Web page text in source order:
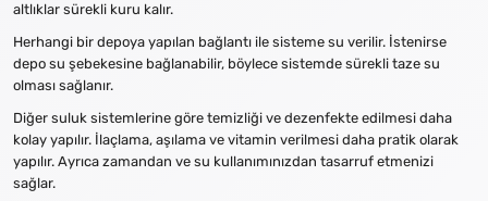
altlıklar sürekli kuru kalır.
Herhangi bir depoya yapılan bağlantı ile sisteme su verilir. İstenirse
depo su şebekesine bağlanabilir, böylece sistemde sürekli taze su
olması sağlanır.
Diğer suluk sistemlerine göre temizliği ve dezenfekte edilmesi daha
kolay yapılır. İlaçlama, aşılama ve vitamin verilmesi daha pratik olarak
yapılır. Ayrıca zamandan ve su kullanımınızdan tasarruf etmenizi
sağlar.